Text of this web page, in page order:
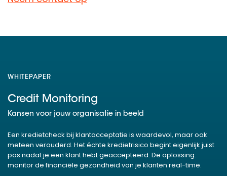
WHITEPAPER
Credit Monitoring
Kansen voor jouw organisatie in beeld
Een kredietcheck bij klantacceptatie is waardevol, maar ook
meteen verouderd. Het échte kredietrisico begint eigenlijk juist
pas nadat je een klant hebt geaccepteerd. De oplossing:
monitor de financiële gezondheid van je klanten real-time.